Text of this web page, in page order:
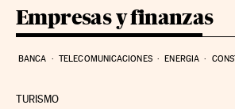
Empresas y finanzas
BANCA TELECOMUNICACIONES ENERGIA
TURISMO